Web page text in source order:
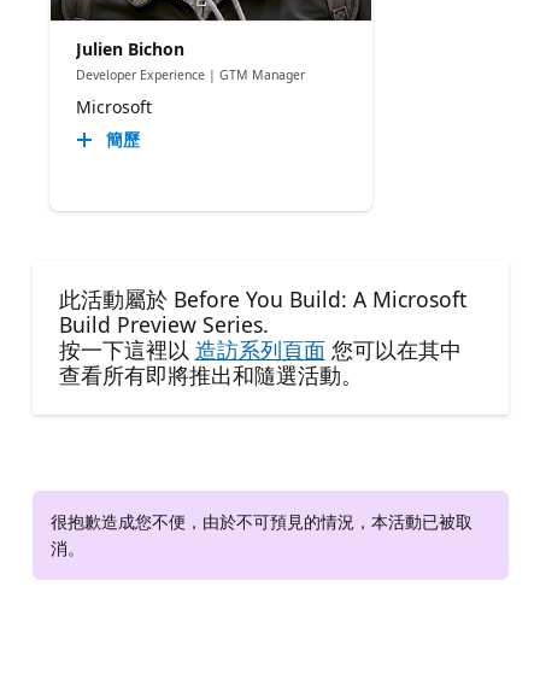
Julien Bichon
Developer Experience | GTM Manager
Microsoft
簡歷
此活動屬於 Before You Build: A Microsoft
Build Preview Series.
按一下這裡以 造訪系列頁面您可以在其中
查看所有即將推出和隨選活動。
很抱歉造成您不便，由於不可預見的情況，本活動已被取
消。